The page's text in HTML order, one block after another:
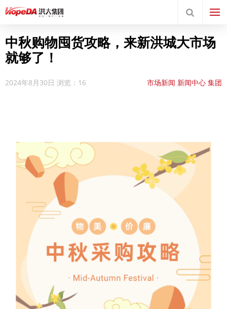
中秋购物囤货攻略，来新洪城大市场
就够了！
2024年8月30日 浏览：16 市场新闻 新闻中心 集团